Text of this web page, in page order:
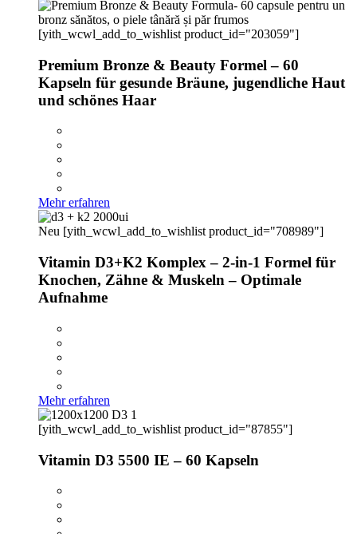
[yith_wcwl_add_to_wishlist product_id="203059"]
Premium Bronze & Beauty Formel – 60
Kapseln für gesunde Bräune, jugendliche Haut
und schönes Haar
Mehr erfahren
Neu [yith_wcwl_add_to_wishlist product_id="708989"]
Vitamin D3+K2 Komplex – 2-in-1 Formel für
Knochen, Zähne & Muskeln – Optimale
Aufnahme
Mehr erfahren
[yith_wcwl_add_to_wishlist product_id="87855"]
Vitamin D3 5500 IE – 60 Kapseln